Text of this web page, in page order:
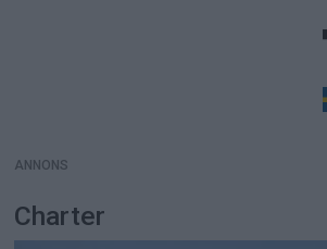
ANNONS
Charter